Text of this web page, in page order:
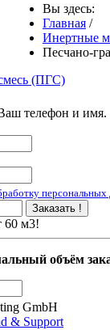
Вы здесь:
Главная /
Инертные
Песчано-
телефон и имя.
Заказать !
60 м3!
объём
GmbH
& Support